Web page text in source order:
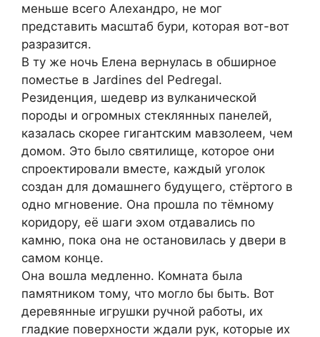
меньше всего Алехандро, не мог
представить масштаб бури, которая вот-вот
разразится.
В ту же ночь Елена вернулась в обширное
поместье в Jardines del Pedregal.
Резиденция, шедевр из вулканической
породы и огромных стеклянных панелей,
казалась скорее гигантским мавзолеем, чем
домом. Это было святилище, которое они
спроектировали вместе, каждый уголок
создан для домашнего будущего, стёртого в
одно мгновение. Она прошла по тёмному
коридору, её шаги эхом отдавались по
камню, пока она не остановилась у двери в
самом конце.
Она вошла медленно. Комната была
памятником тому, что могло бы быть. Вот
деревянные игрушки ручной работы, их
гладкие поверхности ждали рук, которые их